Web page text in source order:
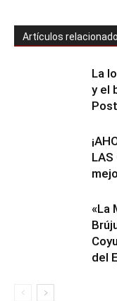
Artículos
La
y el
LAS
«La
del